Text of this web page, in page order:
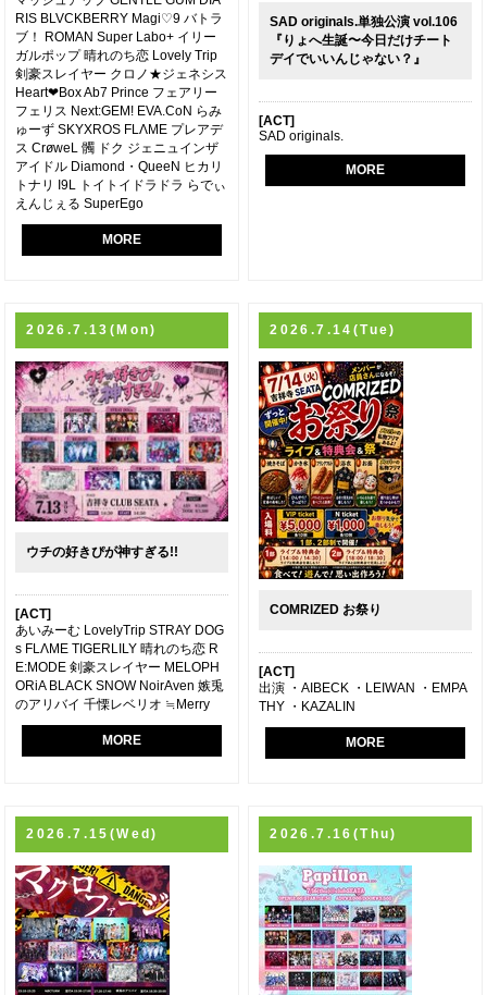
RIS BLVCKBERRY Magi♡9 バトラ
ブ！ ROMAN Super Labo+ イリー
ガルポップ 晴れのち恋 Lovely Trip
剣豪スレイヤー クロノ★ジェネシス
Heart❤︎Box Ab7 Prince フェアリー
フェリス Next:GEM! EVA.CoN らみ
ゅーず SKYXROS FLΛME プレアデ
ス CrøweL 髑 ドク ジェニュインザ
アイドル Diamond・QueeN ヒカリ
トナリ I9L トイトイドラドラ らでぃ
えんじぇる SuperEgo
MORE
SAD originals.単独公演 vol.106
『りょへ生誕〜今日だけチート
デイでいいんじゃない？』
[ACT]
SAD originals.
MORE
2026.7.13(Mon)
ウチの好きぴが神すぎる!!
[ACT]
あいみーむ LovelyTrip STRAY DOG
s FLΛME TIGERLILY 晴れのち恋 R
E:MODE 剣豪スレイヤー MELOPH
ORiA BLACK SNOW NoirAven 嫉兎
のアリバイ 千慄レベリオ ≒Merry
MORE
2026.7.14(Tue)
COMRIZED お祭り
[ACT]
出演 ・AIBECK ・LEIWAN ・EMPA
THY ・KAZALIN
MORE
2026.7.15(Wed) 2026.7.16(Thu)